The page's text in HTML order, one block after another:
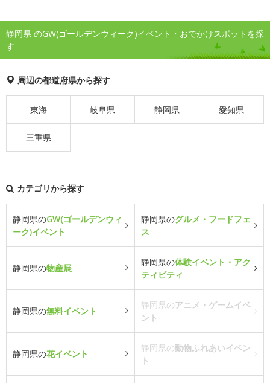
静岡県 のGW(ゴールデンウィーク)イベント・おでかけスポットを探
す
周辺の都道府県から探す
東海 岐阜県 静岡県 愛知県
三重県
カテゴリから探す
静岡県のGW(ゴールデンウィ
ーク)イベント
静岡県のグルメ・フードフェ
ス
静岡県の物産展
静岡県の体験イベント・アク
ティビティ
静岡県の無料イベント
静岡県のアニメ・ゲームイベ
ント
静岡県の花イベント
静岡県の動物ふれあいイベン
ト